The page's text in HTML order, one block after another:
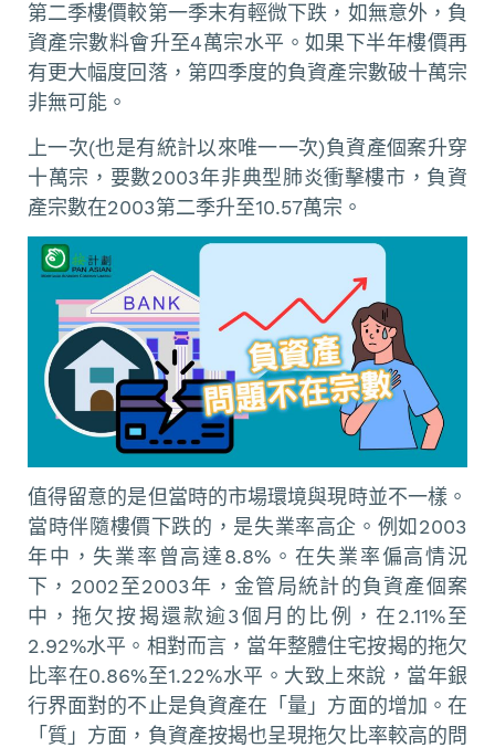
第二季樓價較第一季末有輕微下跌，如無意外，負
資產宗數料會升至4萬宗水平。如果下半年樓價再
有更大幅度回落，第四季度的負資產宗數破十萬宗
非無可能。
上一次(也是有統計以來唯一一次)負資產個案升穿
十萬宗，要數2003年非典型肺炎衝擊樓市，負資
產宗數在2003第二季升至10.57萬宗。
值得留意的是但當時的市場環境與現時並不一樣。
當時伴隨樓價下跌的，是失業率高企。例如2003
年中，失業率曾高達8.8%。在失業率偏高情況
下，2002至2003年，金管局統計的負資產個案
中，拖欠按揭還款逾3個月的比例，在2.11%至
2.92%水平。相對而言，當年整體住宅按揭的拖欠
比率在0.86%至1.22%水平。大致上來說，當年銀
行界面對的不止是負資產在「量」方面的增加。在
「質」方面，負資產按揭也呈現拖欠比率較高的問